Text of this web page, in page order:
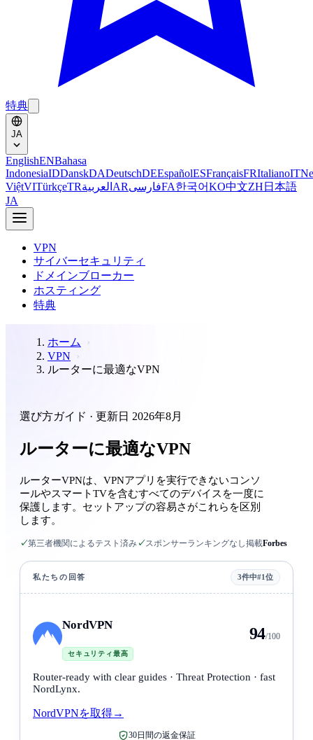
特典
JA
EnglishENBahasa
IndonesiaIDDanskDADeutschDEEspañolESFrançaisFRItalianoIT
ViệtVITürkçeTRالعربية ARفارسیFA한국어KO中文ZH 日本語
JA
VPN
サイバーセキュリティ
ドメインブローカー
ホスティング
特典
ホーム
VPN
ルーターに最適なVPN
選び方ガイド · 更新日 2026年8月
ルーターに最適なVPN
ルーターVPNは、VPNアプリを実行できないコンソ
ールやスマートTVを含むすべてのデバイスを一度に
保護します。セットアップの容易さがこれらを区別
します。
✓第三者機関によるテスト済み✓スポンサーランキングなし掲載Forbes
私たちの回答 3件中#1位
NordVPN
セキュリティ最高
94/100
Router-ready with clear guides · Threat Protection · fast
NordLynx.
NordVPNを取得→
30日間の返金保証